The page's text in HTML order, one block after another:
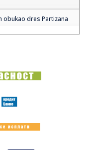
dres Partizana
7Б и ...
hektara u Deliblatskoj
Kejva: Dva i po sata